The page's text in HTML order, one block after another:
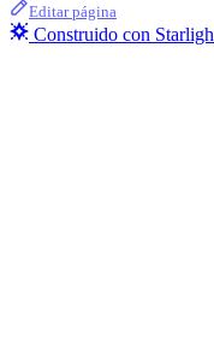
Editar página
Construido con